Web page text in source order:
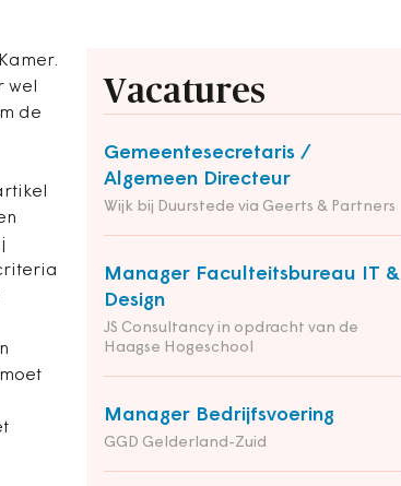
wel
de
Vacatures
Gemeentesecretaris /
Algemeen Directeur
Wijk bij Duurstede via Geerts & Partners
Manager Faculteitsbureau IT &
Design
JS Consultancy in opdracht van de
Haagse Hogeschool
Manager Bedrijfsvoering
GGD Gelderland-Zuid